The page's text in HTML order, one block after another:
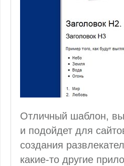
Отличный шаблон,
и подойдет для
создания
какие-то другие